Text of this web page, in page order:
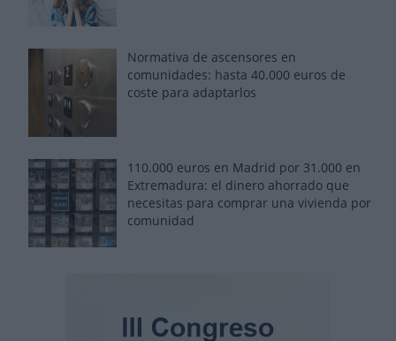
Normativa de ascensores en
comunidades: hasta 40.000 euros de
coste para adaptarlos
110.000 euros en Madrid por 31.000 en
Extremadura: el dinero ahorrado que
necesitas para comprar una vivienda por
comunidad